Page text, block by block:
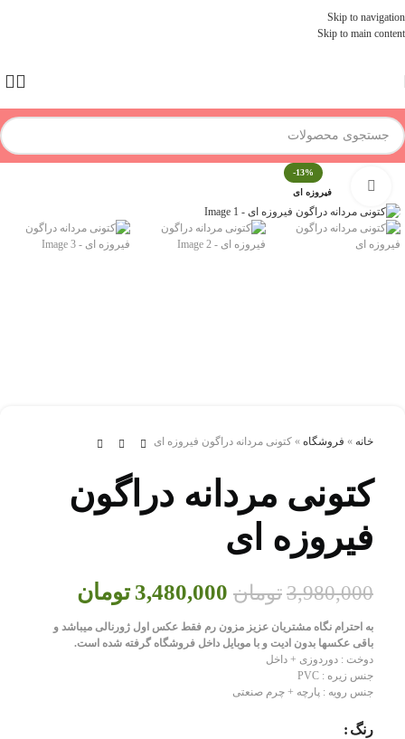
Skip to navigation
Skip to main content
-13%
فیروزه ای
برای بزرگنمایی کلیک کنید
خانه » فروشگاه » کتونی مردانه دراگون فيروزه ای
کتونی مردانه دراگون
فيروزه ای
3,980,000 تومان 3,480,000 تومان
به احترام نگاه مشتریان عزیز مزون رم فقط عکس اول ژورنالی میباشد و
باقی عکسها بدون ادیت و با موبایل داخل فروشگاه گرفته شده است.
دوخت : دوردوزی + داخل
جنس زیره : PVC
جنس رویه : پارچه + چرم صنعتی
رنگ